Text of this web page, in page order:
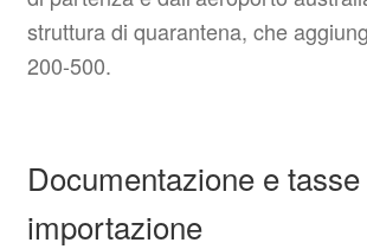
struttura di quarantena, che
200-500.
Documentazione e
importazione